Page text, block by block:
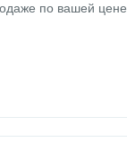
по вашей цене